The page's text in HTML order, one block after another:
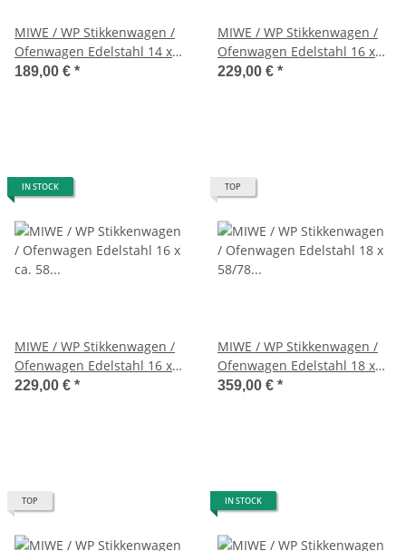
MIWE / WP Stikkenwagen /
Ofenwagen Edelstahl 14 x
52 / 69 cm
189,00 € *
MIWE / WP Stikkenwagen /
Ofenwagen Edelstahl 16 x
ca. 58 x 58 cm
229,00 € *
IN STOCK
MIWE / WP Stikkenwagen /
Ofenwagen Edelstahl 16 x
ca. 58 x 58 cm
229,00 € *
TOP
MIWE / WP Stikkenwagen /
Ofenwagen Edelstahl 18 x
58/78 cm ***NEU***
359,00 € *
TOP IN STOCK